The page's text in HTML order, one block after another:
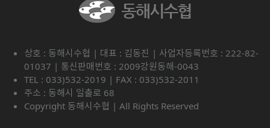
상호 : 동해시수협 | 대표 : 김동진 | 사업자등록번호 : 222-82-
01037 | 통신판매번호 : 2009강원동해-0043
TEL : 033)532-2019 | FAX : 033)532-2011
주소 : 동해시 일출로 68
Copyright 동해시수협 | All Rights Reserved